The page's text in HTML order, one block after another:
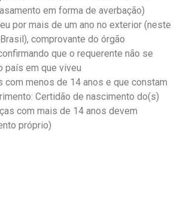
em forma de averbação)
por mais de um ano no exterior (neste
comprovante do órgão
que o requerente não se
país em que viveu
com menos de 14 anos e que constam
Certidão de nascimento do(s)
com mais de 14 anos devem
próprio)